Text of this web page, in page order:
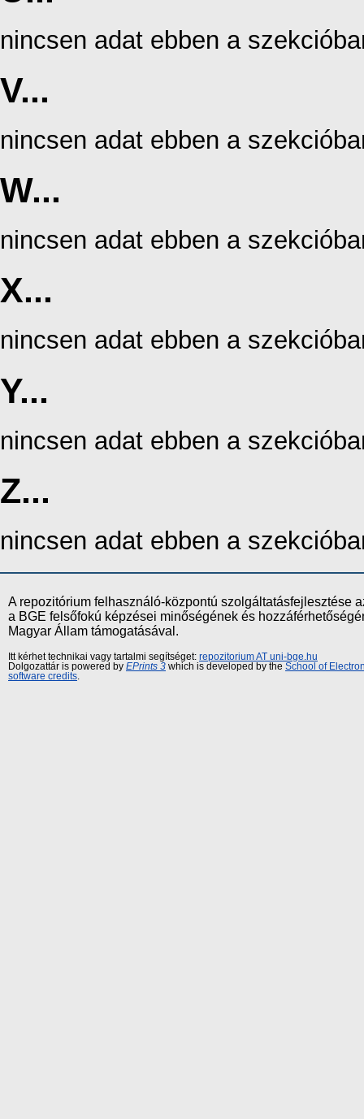
nincsen adat ebben a
V...
nincsen adat ebben a
W...
nincsen adat ebben a
X...
nincsen adat ebben a
Y...
nincsen adat ebben a
Z...
nincsen adat ebben a
A repozitórium felhasználó-központú szolgáltatásfejlesztése
a BGE felsőfokú képzései minőségének és
Magyar Állam támogatásával.
Itt kérhet technikai vagy tartalmi segítséget: repozitorium AT uni-bge.hu
Dolgozattár is powered by EPrints 3 which is developed by the School of
software credits